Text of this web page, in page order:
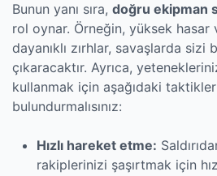
Bunun yanı sıra, doğru ekipman
rol oynar. Örneğin, yüksek hasar
dayanıklı zırhlar, savaşlarda sizi
çıkaracaktır. Ayrıca,
kullanmak için aşağıdaki
bulundurmalısınız:
Hızlı hareket etme:
rakiplerinizi şaşırtmak için